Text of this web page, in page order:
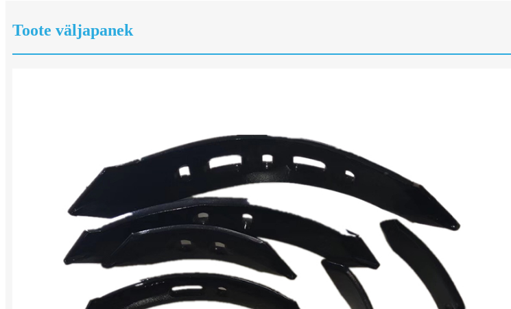
Toote väljapanek